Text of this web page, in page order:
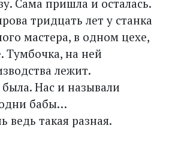
Сама пришла и осталась.
тридцать лет у станка
мастера, в одном цехе,
Тумбочка, на ней
лежит.
Нас и называли
бабы…
такая разная.